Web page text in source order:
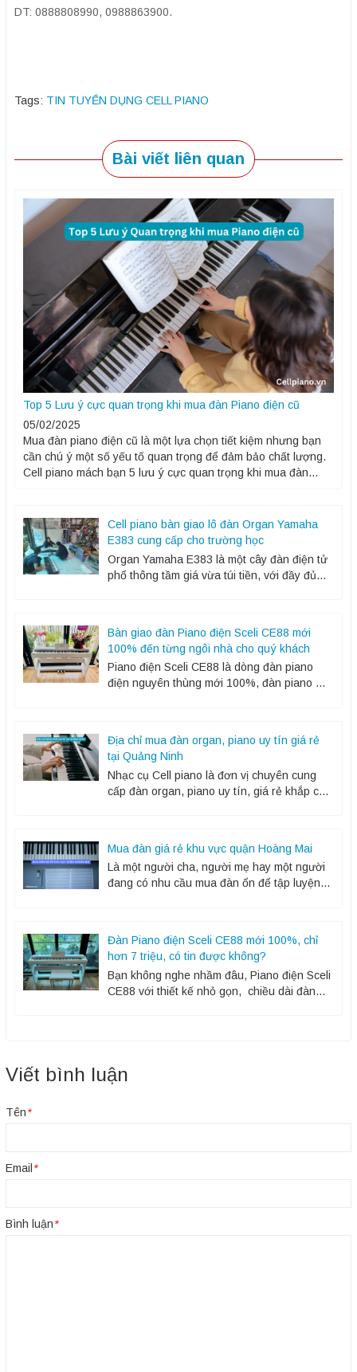
DT: 0888808990, 0988863900.
Tags: TIN TUYỂN DỤNG CELL PIANO
Bài viết liên quan
Top 5 Lưu ý cực quan trọng khi mua đàn Piano điện cũ
05/02/2025
Mua đàn piano điện cũ là một lựa chọn tiết kiệm nhưng bạn
cần chú ý một số yếu tố quan trọng để đảm bảo chất lượng.
Cell piano mách bạn 5 lưu ý cực quan trọng khi mua đàn
Cell piano bàn giao lô đàn Organ Yamaha
E383 cung cấp cho trường học
Organ Yamaha E383 là một cây đàn điện tử
phổ thông tầm giá vừa túi tiền, với đầy đủ
Bàn giao đàn Piano điện Sceli CE88 mới
100% đến từng ngôi nhà cho quý khách
Piano điện Sceli CE88 là dòng đàn piano
điện nguyên thùng mới 100%, đàn piano giá
Địa chỉ mua đàn organ, piano uy tín giá rẻ
tại Quảng Ninh
Nhạc cụ Cell piano là đơn vị chuyên cung
cấp đàn organ, piano uy tín, giá rẻ khắp cả
Mua đàn giá rẻ khu vực quận Hoàng Mai
Là một người cha, người mẹ hay một người
đang có nhu cầu mua đàn ổn để tập luyện,
Đàn Piano điện Sceli CE88 mới 100%, chỉ
hơn 7 triệu, có tin được không?
Bạn không nghe nhầm đâu, Piano điện Sceli
CE88 với thiết kế nhỏ gọn, chiều dài đàn
Viết bình luận
Tên*
Email *
Bình luận*